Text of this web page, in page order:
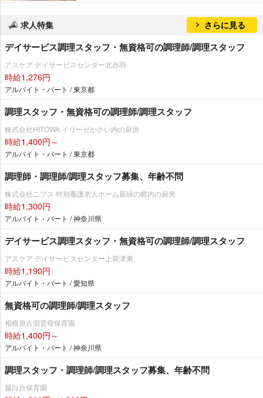
求人特集 さらに見る
デイサービス調理スタッフ・無資格可の調理師/調理スタッフ
アスケア デイサービスセンター北赤羽
時給1,276円
アルバイト・パート / 東京都
調理スタッフ・無資格可の調理師/調理スタッフ
株式会社HITOWA イリーゼかさい内の厨房
時給1,400円～
アルバイト・パート / 東京都
調理師・調理師/調理スタッフ募集、年齢不問
株式会社ニフス 特別養護老人ホーム新緑の郷内の厨房
時給1,300円
アルバイト・パート / 神奈川県
デイサービス調理スタッフ・無資格可の調理師/調理スタッフ
アスケア デイサービスセンター上前津東
時給1,190円
アルバイト・パート / 愛知県
無資格可の調理師/調理スタッフ
相模原古淵雲母保育園
時給1,400円～
アルバイト・パート / 神奈川県
調理スタッフ・調理師/調理スタッフ募集、年齢不問
藤白台保育園